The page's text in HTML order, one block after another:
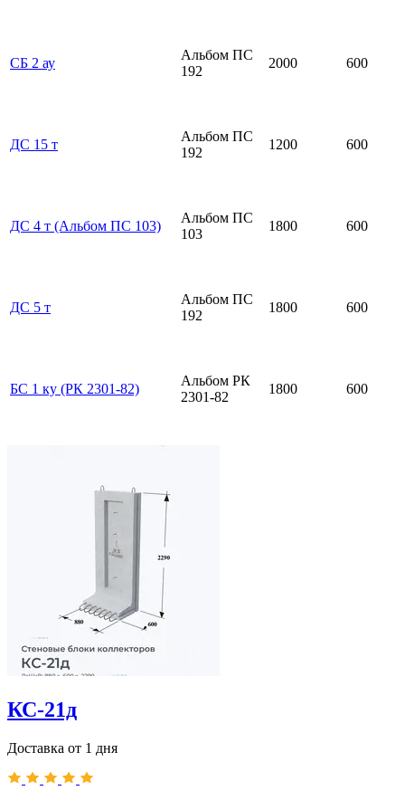
СБ 2 ау
Альбом ПС
192
2000 600
ДС 15 т
Альбом ПС
192
1200 600
ДС 4 т (Альбом ПС 103)
Альбом ПС
103
1800 600
ДС 5 т
Альбом ПС
192
1800 600
БС 1 ку (РК 2301-82)
Альбом РК
2301-82
1800 600
КС-21д
Доставка от 1 дня